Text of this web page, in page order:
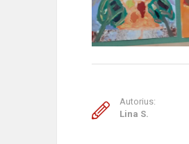
Autorius:
Lina S.